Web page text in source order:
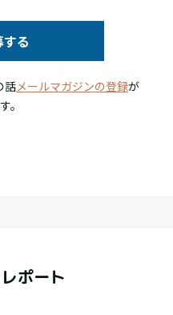
する
話メールマガジンの登録が
。
ポート